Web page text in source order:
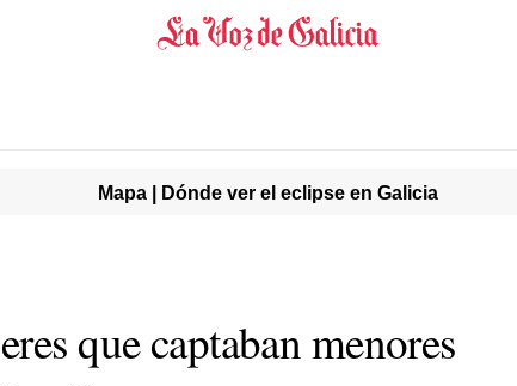
Mapa | Dónde ver el eclipse en Galicia
que captaban menores